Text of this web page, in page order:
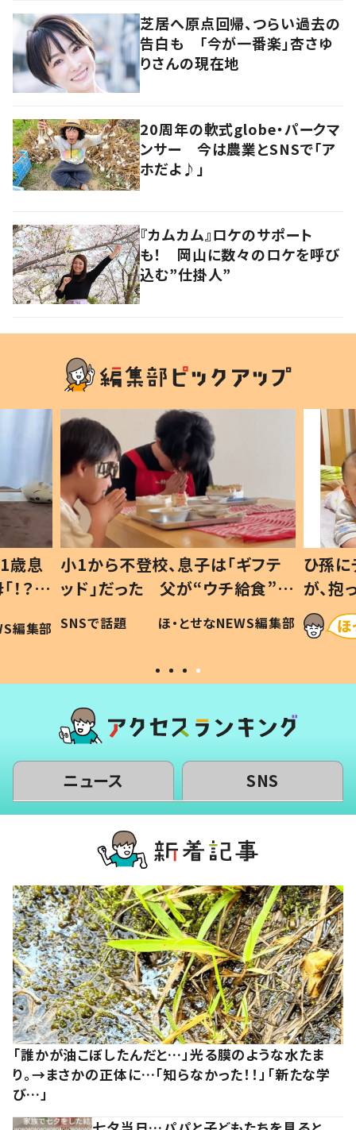
芝居へ原点回帰、つらい過去の
告白も 「今が一番楽」杏さゆ
りさんの現在地
20周年の軟式globe・パークマ
ンサー 今は農業とSNSで「ア
ホだよ♪」
『カムカム』ロケのサポート
も！ 岡山に数々のロケを呼び
込む”仕掛人”
歳息
？」
編集部
小1から不登校、息子は「ギフテ
ッド」だった 父が“ウチ給食”を
作り続ける理由とは #令和の親
#令和の子
SNSで話題 ほ・とせなNEWS編集部
ひ孫
が、
「涙が
い」
ニュース SNS
「誰かが油こぼしたんだと…」光る膜のような水たま
り。→まさかの正体に…「知らなかった！！」「新たな学
び…」